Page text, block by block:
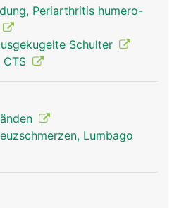
Rückenmuskulatur
Periarthritis humero-
Schulter
Lumbago